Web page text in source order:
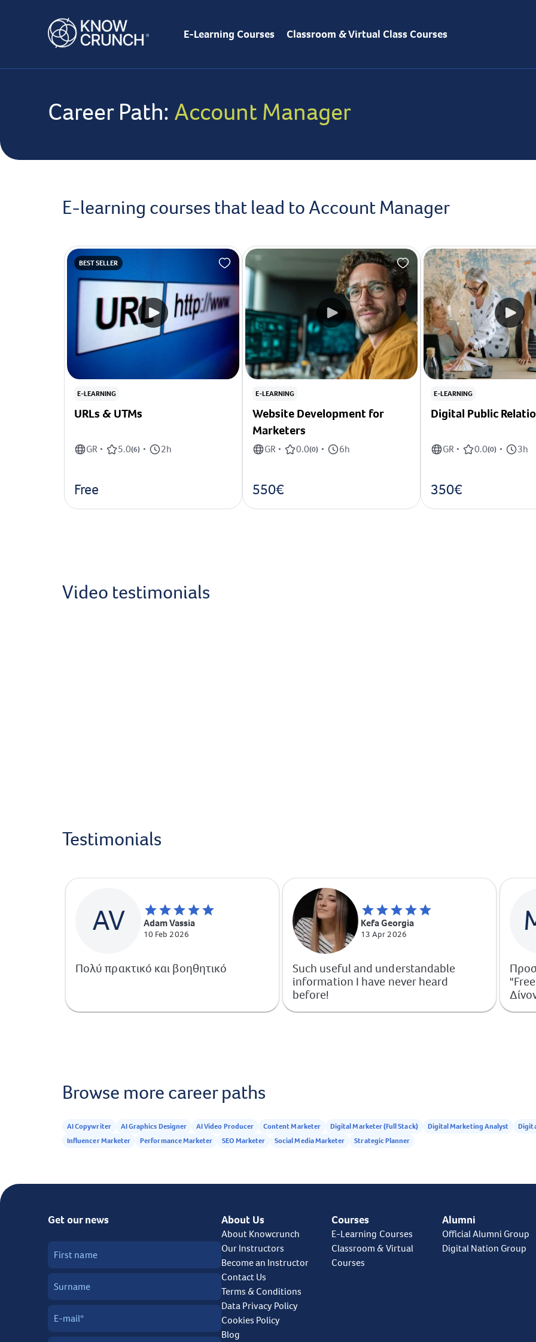
E-Learning Courses Classroom & Virtual Class Courses
Career Path: Account Manager
E-learning courses that lead to Account Manager
BEST SELLER
E-LEARNING
URLs & UTMs
GR • 5.0(6) • 2h
Free
E-LEARNING
Website Development for
Marketers
GR • 0.0(0) • 6h
550€
E-LEARNING
Digital Public
GR • 0.0(0) • 3h
350€
Video testimonials
Testimonials
AV Adam Vassia
10 Feb 2026
Πολύ πρακτικό και βοηθητικό
Kefa Georgia
13 Apr 2026
Such useful and understandable
information I have never heard
before!
Browse more career paths
AI Copywriter AI Graphics Designer AI Video Producer Content Marketer Digital Marketer (Full Stack) Digital Marketing Analyst
Influencer Marketer
Performance Marketer SEO Marketer Social Media Marketer Strategic Planner
Get our news About Us
About Knowcrunch
Our Instructors
Become an Instructor
Contact Us
Terms & Conditions
Data Privacy Policy
Cookies Policy
Blog
Courses
E-Learning Courses
Classroom & Virtual
Courses
Alumni
Official Alumni Group
Digital Nation Group